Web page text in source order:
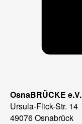
OsnaBRÜCKE e.V.
Ursula-Flick-Str. 14
49076 Osnabrück